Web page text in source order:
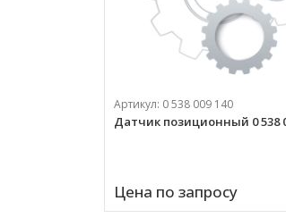
Артикул: 0 538 009 140
Датчик позиционный 0 538
Цена по запросу